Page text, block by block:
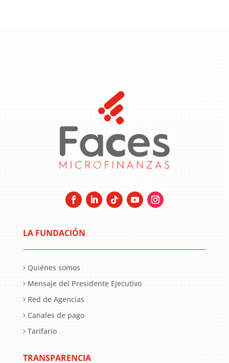
LA FUNDACIÓN
Quiénes somos
Mensaje del Presidente Ejecutivo
Red de Agencias
Canales de pago
Tarifario
TRANSPARENCIA